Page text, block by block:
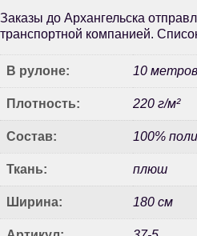
Заказы до Архангельска
транспортной компанией.
В рулоне: 10 метров
Плотность: 220 г/м²
Состав: 100%
Ткань: плюш
Ширина: 180 см